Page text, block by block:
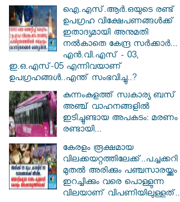
ഐ.എസ്.ആർ.ഒയുടെ രണ്ട്
ഉപഗ്രഹ വിക്ഷേപണങ്ങൾക്ക്
ഇതാദ്യമായി അനുമതി
നൽകാതെ കേന്ദ്ര സർക്കാർ...
എൻ.വി.എസ് - 03,
ഇ.ഒ.എസ്-05 എന്നിവയാണ്
ഉപഗ്രഹങ്ങൾ..എന്ത് സംഭവിച്ചു..?
കുന്നംകുളത്ത് സ്വകാര്യ ബസ്
അഞ്ച് വാഹനങ്ങളിൽ
ഇടിച്ചുണ്ടായ അപകടം: മരണം
രണ്ടായി...
കേരളം രൂക്ഷമായ
വിലക്കയറ്റത്തിലേക്ക്..പച്ചക്കറി
മുതൽ അരിക്കും പഞ്ചസാരയ്ക്കും
ഇറച്ചിക്കും വരെ പൊള്ളുന്ന
വിലയാണ് വിപണിയിലുള്ളത്..